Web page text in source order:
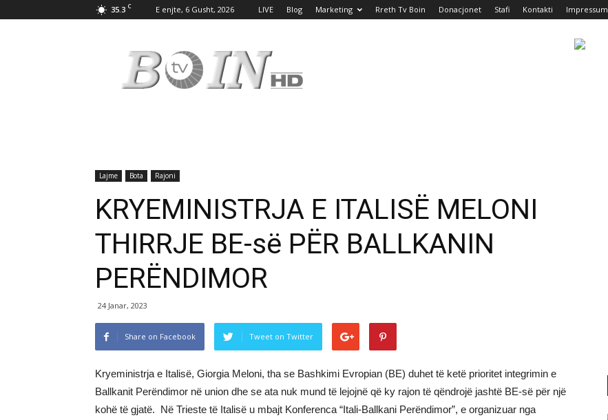
35.3 C E enjte, 6 Gusht, 2026 LIVE Blog Marketing Rreth Tv Boin Donacjonet Stafi Kontakti Impressum
Boin
Lajme Bota Rajoni
KRYEMINISTRJA E ITALISË MELONI
THIRRJE BE-së PËR BALLKANIN
PERËNDIMOR
24 Janar, 2023
Share on Facebook Tweet on Twitter
Kryeministrja e Italisë, Giorgia Meloni, tha se Bashkimi Evropian (BE) duhet të ketë prioritet integrimin e
Ballkanit Perëndimor në union dhe se ata nuk mund të lejojnë që ky rajon të qëndrojë jashtë BE-së për një
kohë të gjatë. Në Trieste të Italisë u mbajt Konferenca “Itali-Ballkani Perëndimor”, e organizuar nga